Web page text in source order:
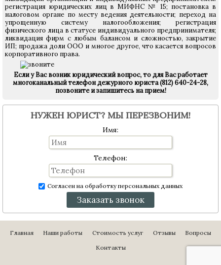
регистрация юридических лиц в МИФНС № 15; постановка в
налоговом органе по месту ведения деятельности; переход на
упрощенную систему налогообложения; регистрация
физического лица в статусе индивидуального предпринимателя;
ликвидация фирм с любым балансом и сложностью, закрытие
ИП; продажа доли ООО и многое другое, что касается вопросов
корпоративного права.
Если у Вас возник юридический вопрос, то для Вас работает
многоканальный телефон дежурного юриста (812) 640-24-28,
позвоните и запишитесь на прием!
НУЖЕН ЮРИСТ? МЫ ПЕРЕЗВОНИМ!
Имя:
Телефон:
Согласен на обработку персональных данных
Заказать звонок
Главная Наши работы Стоимость услуг Отзывы
Вопросы
Контакты